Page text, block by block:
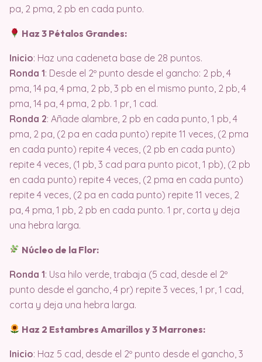
pa, 2 pma, 2 pb en cada punto.
Haz 3 Pétalos Grandes:
Inicio: Haz una cadeneta base de 28 puntos.
Ronda 1: Desde el 2º punto desde el gancho: 2 pb, 4
pma, 14 pa, 4 pma, 2 pb, 3 pb en el mismo punto, 2 pb, 4
pma, 14 pa, 4 pma, 2 pb. 1 pr, 1 cad.
Ronda 2: Añade alambre, 2 pb en cada punto, 1 pb, 4
pma, 2 pa, (2 pa en cada punto) repite 11 veces, (2 pma
en cada punto) repite 4 veces, (2 pb en cada punto)
repite 4 veces, (1 pb, 3 cad para punto picot, 1 pb), (2 pb
en cada punto) repite 4 veces, (2 pma en cada punto)
repite 4 veces, (2 pa en cada punto) repite 11 veces, 2
pa, 4 pma, 1 pb, 2 pb en cada punto. 1 pr, corta y deja
una hebra larga.
Núcleo de la Flor:
Ronda 1: Usa hilo verde, trabaja (5 cad, desde el 2º
punto desde el gancho, 4 pr) repite 3 veces, 1 pr, 1 cad,
corta y deja una hebra larga.
Haz 2 Estambres Amarillos y 3 Marrones:
Inicio: Haz 5 cad, desde el 2º punto desde el gancho, 3